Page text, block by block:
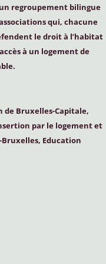
regroupement bilingue
qui, chacune
le droit à l’habitat
à un logement de
de Bruxelles-Capitale,
par le logement et
Education